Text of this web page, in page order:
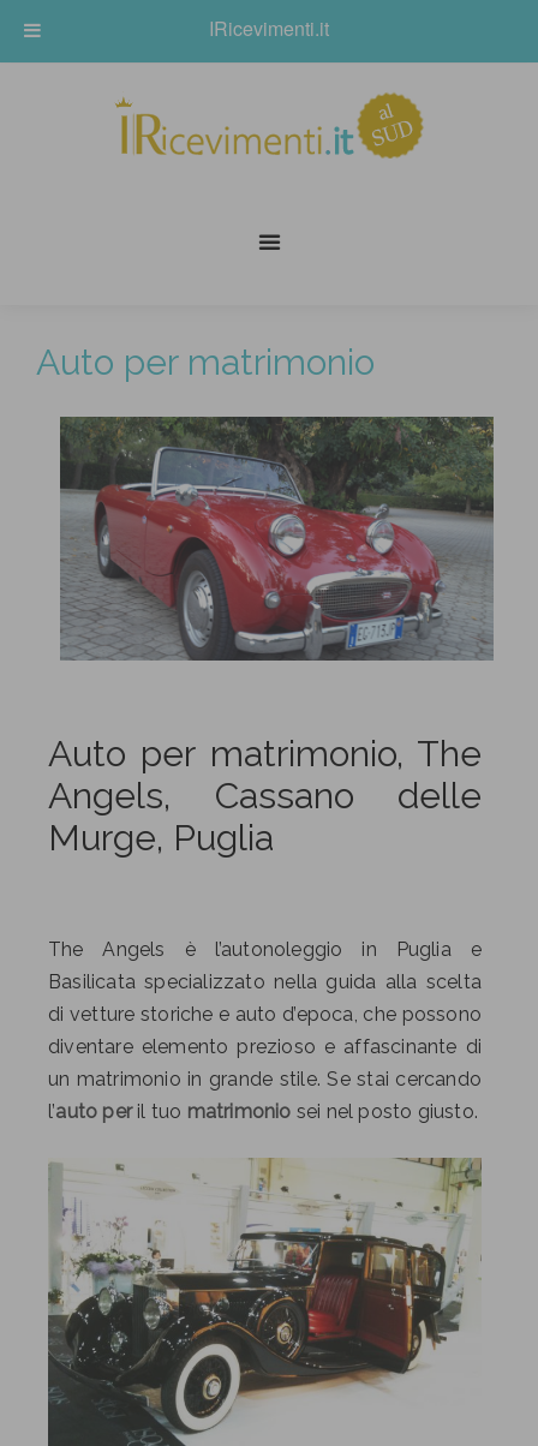
Auto per matrimonio
Auto per matrimonio, The
Angels, Cassano delle
Murge, Puglia
The Angels è l’autonoleggio in Puglia e
Basilicata specializzato nella guida alla scelta
di vetture storiche e auto d’epoca, che possono
diventare elemento prezioso e affascinante di
un matrimonio in grande stile. Se stai cercando
l’auto peril tuo matrimonio sei nel posto giusto.
IRicevimenti.it